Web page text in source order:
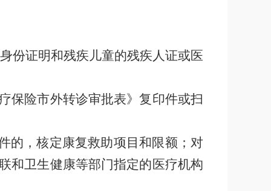
份证明和残疾儿童的残疾人证或医
保险市外转诊审批表》复印件或扫
的，核定康复救助项目和限额；对
和卫生健康等部门指定的医疗机构